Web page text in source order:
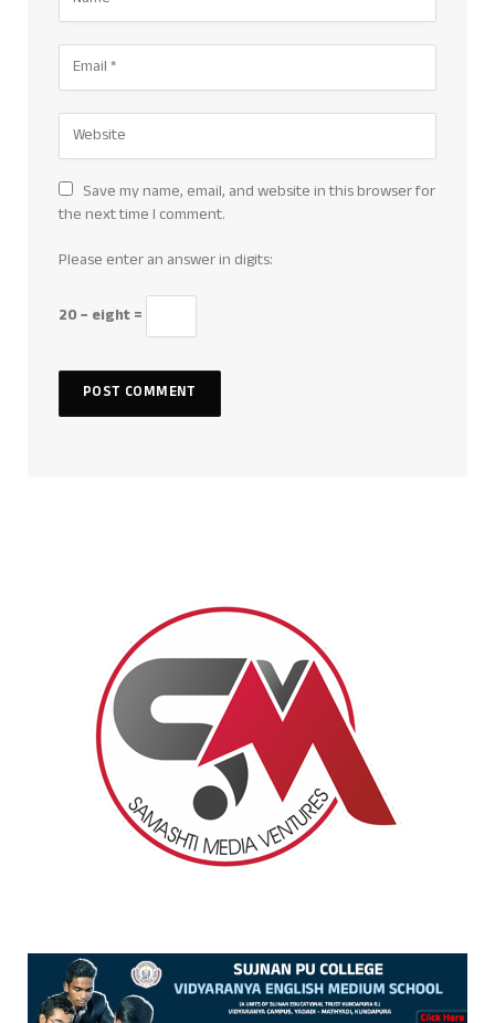
Save my name, email, and website in this browser for
the next time I comment.
Please enter an answer in digits:
20 − eight =